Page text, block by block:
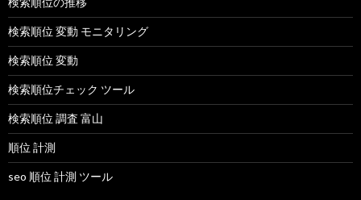
検索順位 変動 モニタリング
検索順位 変動
検索順位チェック ツール
検索順位 調査 富山
順位 計測
seo 順位 計測 ツール